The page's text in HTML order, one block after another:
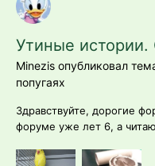
Утиные
Minezis опубликовал
попугаях
Здравствуйте, дорогие
форуме уже лет 6, а
перебрались, шоль ?). И